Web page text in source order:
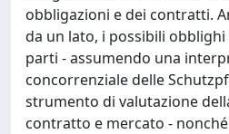
obbligazioni e dei contratti.
da un lato, i possibili
parti - assumendo una
concorrenziale delle
strumento di valutazione
contratto e mercato -